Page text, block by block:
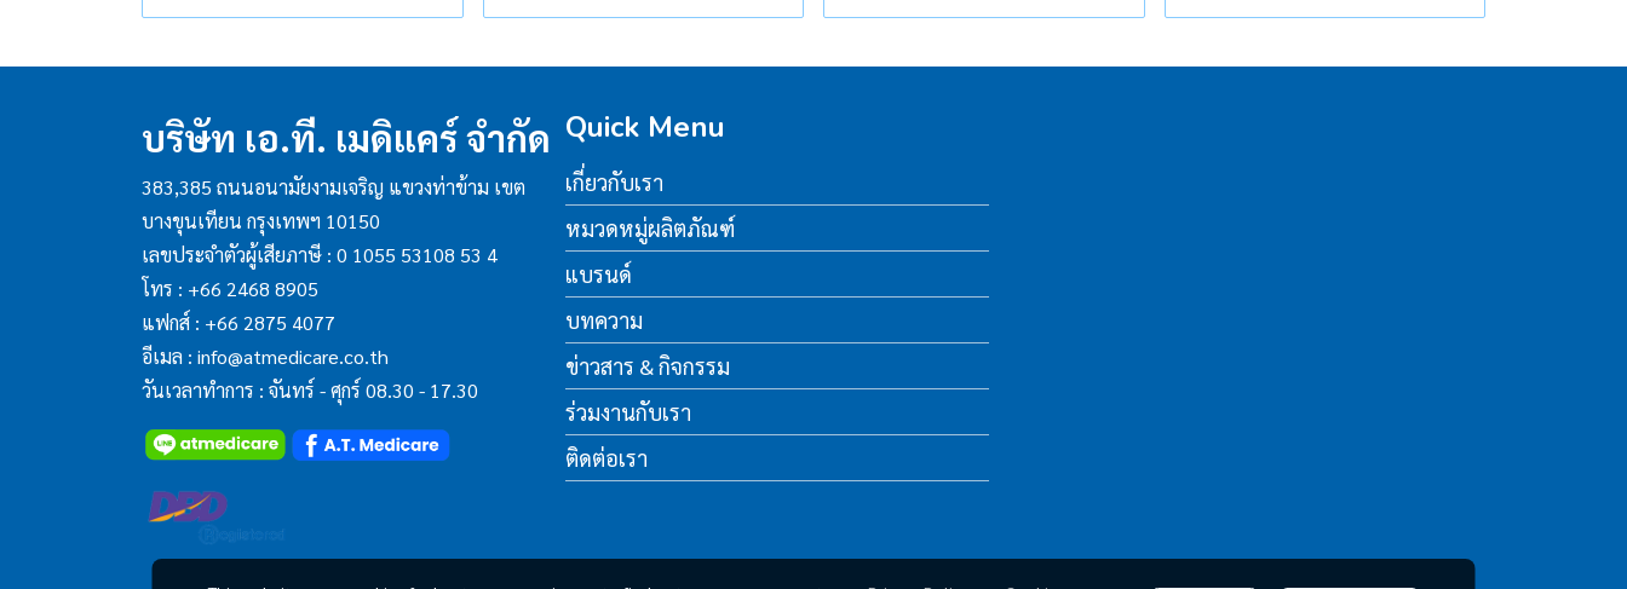
บริษัท เอ.ที. เมดิแคร์ จำกัด
383,385 ถนนอนามัยงามเจริญ แขวงท่าข้าม เขต
บางขุนเทียน กรุงเทพฯ 10150
เลขประจำตัวผู้เสียภาษี : 0 1055 53108 53 4
โทร : +66 2468 8905
แฟกส์ : +66 2875 4077
อีเมล : info@atmedicare.co.th
วันเวลาทำการ : จันทร์ - ศุกร์ 08.30 - 17.30
Quick Menu
เกี่ยวกับเรา
หมวดหมู่ผลิตภัณฑ์
แบรนด์
บทความ
ข่าวสาร & กิจกรรม
ร่วมงานกับเรา
ติดต่อเรา